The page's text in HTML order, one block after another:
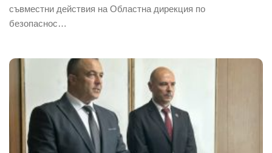
съвместни действия на Областна дирекция по
безопаснос…